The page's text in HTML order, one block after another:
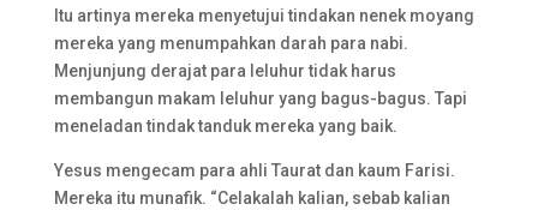
Itu artinya mereka menyetujui tindakan nenek moyang
mereka yang menumpahkan darah para nabi.
Menjunjung derajat para leluhur tidak harus
membangun makam leluhur yang bagus-bagus. Tapi
meneladan tindak tanduk mereka yang baik.
Yesus mengecam para ahli Taurat dan kaum Farisi.
Mereka itu munafik. “Celakalah kalian, sebab kalian